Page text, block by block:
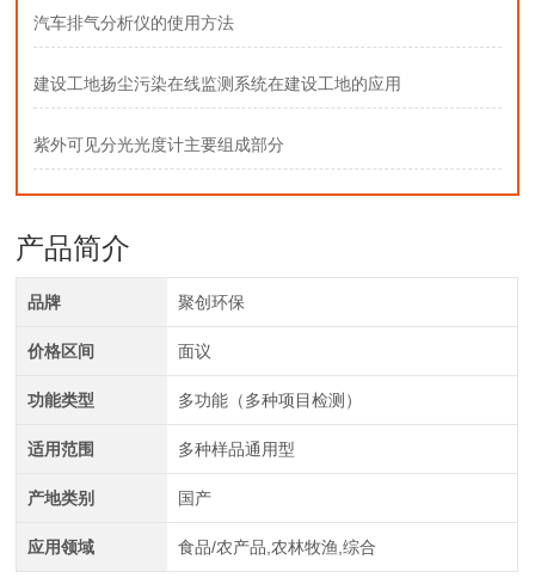
汽车排气分析仪的使用方法
建设工地扬尘污染在线监测系统在建设工地的应用
紫外可见分光光度计主要组成部分
产品简介
品牌 聚创环保
价格区间 面议
功能类型 多功能（多种项目检测）
适用范围 多种样品通用型
产地类别 国产
应用领域 食品/农产品,农林牧渔,综合